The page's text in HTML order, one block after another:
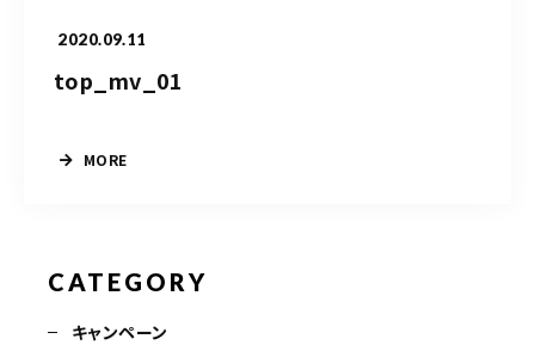
2020.09.11
top_mv_01
MORE
CATEGORY
キャンペーン